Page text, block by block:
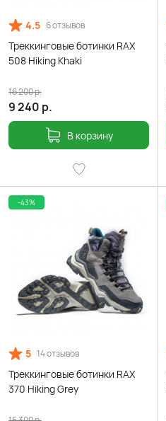
4.5 6 отзывов
Треккинговые ботинки RAX
508 Hiking Khaki
9 240 р.
16 200р.
В корзину
-43%
5 14 отзывов
Треккинговые ботинки RAX
370 Hiking Grey